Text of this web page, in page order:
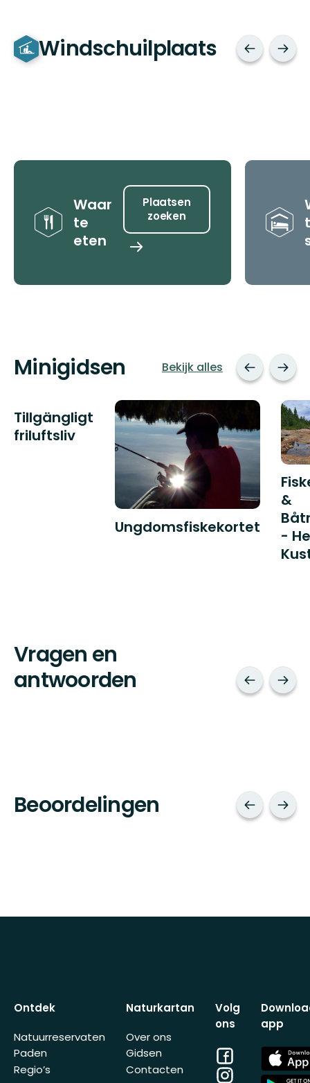
Windschuilplaats
Tips
Waar
te
eten
Plaatsen
zoeken
Plaatsen
Minigidsen Bekijk alles
Tillgängligt
friluftsliv
Ungdomsfiskekortet
&
-
Vragen en
antwoorden
Beoordelingen
Ontdek
Natuurreservaten
Paden
Regio’s
Naturkartan
Over ons
Gidsen
Contacten
Volg
ons
Facebook
Instagram
app
App
Store